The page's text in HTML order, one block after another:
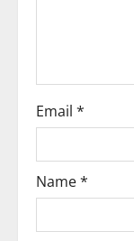
i
o
n
Email *
Name*